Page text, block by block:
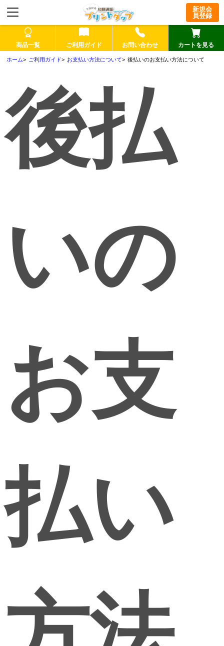
新規会
員登録
商品一覧 ご利用ガイド お問い合わせ カートを見る
ご利用ガイド お支払い方法について 後払いのお支払い方法について
後払
いの
お支
払い